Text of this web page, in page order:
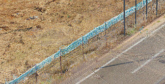
TENDENZE